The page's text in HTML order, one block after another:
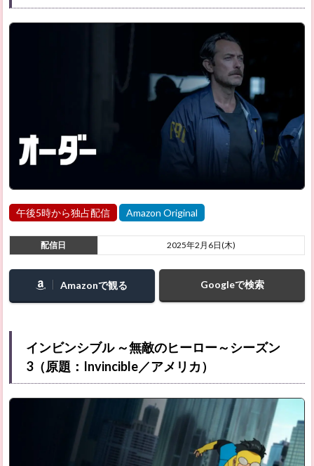
午後5時から独占配信 Amazon Original
配信日 2025年2月6日(木)
Amazonで観る Googleで検索
インビンシブル ～無敵のヒーロー～シーズン
3（原題：Invincible／アメリカ）